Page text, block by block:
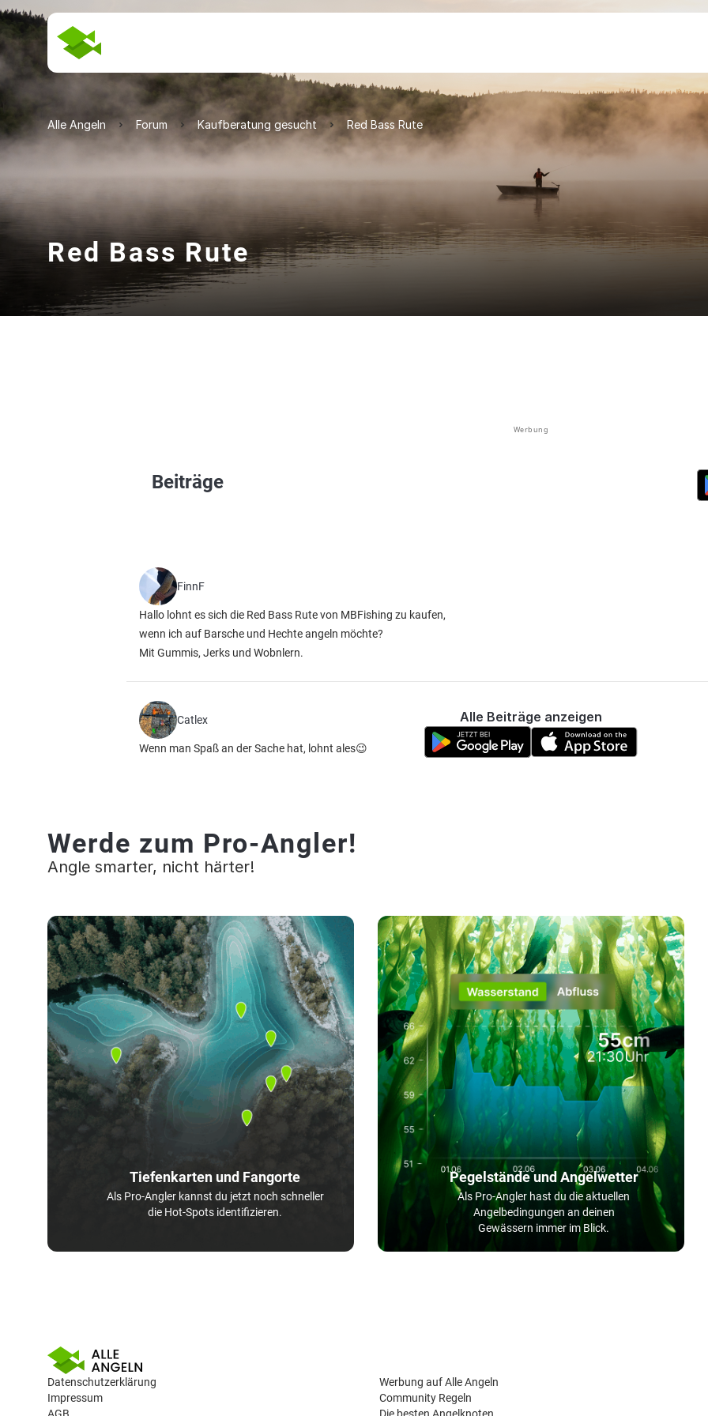
Alle Angeln Forum Kaufberatung gesucht Red Bass Rute
Red Bass Rute
Werbung
Beiträge
FinnF
Hallo lohnt es sich die Red Bass Rute von MBFishing zu kaufen,
wenn ich auf Barsche und Hechte angeln möchte?
Mit Gummis, Jerks und Wobnlern.
Catlex
Wenn man Spaß an der Sache hat, lohnt ales😉
Alle Beiträge anzeigen
Werde zum Pro-Angler!
Angle smarter, nicht härter!
Tiefenkarten und Fangorte
Als Pro-Angler kannst du jetzt noch schneller
die Hot-Spots identifizieren.
Pegelstände und Angelwetter
Als Pro-Angler hast du die aktuellen
Angelbedingungen an deinen
Gewässern immer im Blick.
Datenschutzerklärung
Impressum
Werbung auf Alle Angeln
Community Regeln